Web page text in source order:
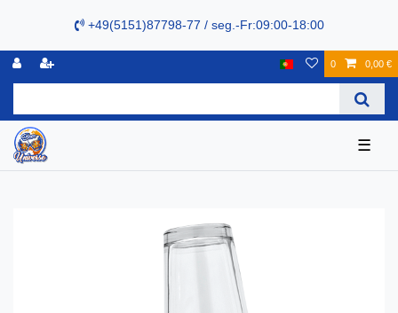
+49(5151)87798-77 / seg.-Fr:09:00-18:00
0 0,00 €
☰